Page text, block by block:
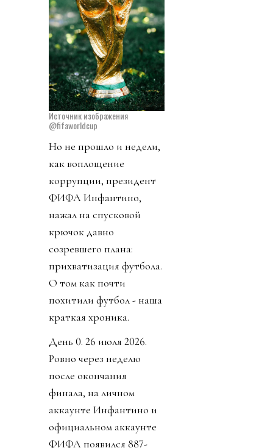
Источник изображения
@fifaworldcup
Но не прошло и недели,
как воплощение
коррупции, президент
ФИФА Инфантино,
нажал на спусковой
крючок давно
созревшего плана:
прихватизация футбола.
О том как почти
похитили футбол - наша
краткая хроника.
День 0. 26 июля 2026.
Ровно через неделю
после окончания
финала, на личном
аккаунте Инфантино и
официальном аккаунте
ФИФА появился 887-